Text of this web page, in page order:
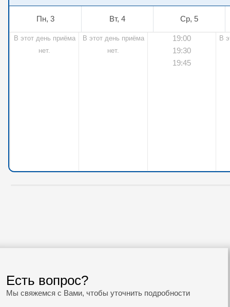
Пн, 3 Вт, 4 Ср, 5
В этот день приёма
нет.
В этот день приёма
нет.
19:00
19:30
19:45
В
Есть вопрос?
Мы свяжемся с Вами, чтобы уточнить подробности